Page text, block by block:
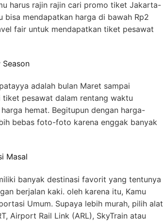
harus rajin rajin cari promo tiket Jakarta-
bisa mendapatkan harga di bawah Rp2
fair untuk mendapatkan tiket pesawat
adalah bulan Maret sampai
tiket pesawat dalam rentang waktu
hemat. Begitupun dengan harga-
bebas foto-foto karena enggak banyak
Masal
banyak destinasi favorit yang tentunya
berjalan kaki. oleh karena itu, Kamu
Umum. Supaya lebih murah, pilih alat
Airport Rail Link (ARL), SkyTrain atau